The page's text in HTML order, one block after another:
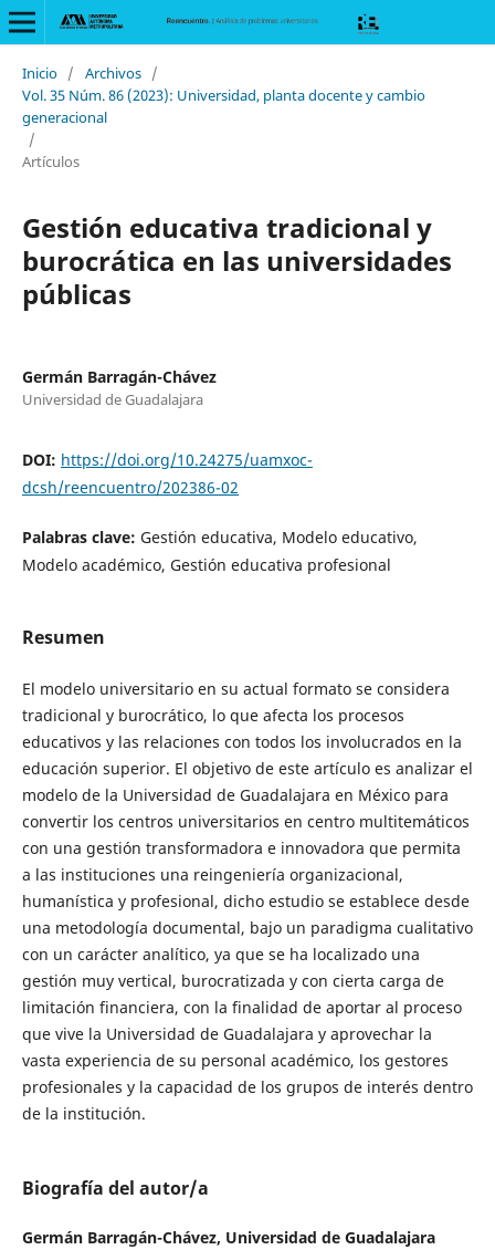
Inicio / Archivos /
Vol. 35 Núm. 86 (2023): Universidad, planta docente y cambio
generacional
/
Artículos
Gestión educativa tradicional y
burocrática en las universidades
públicas
Germán Barragán-Chávez
Universidad de Guadalajara
DOI: https://doi.org/10.24275/uamxoc-
dcsh/reencuentro/202386-02
Palabras clave: Gestión educativa, Modelo educativo,
Modelo académico, Gestión educativa profesional
Resumen
El modelo universitario en su actual formato se considera
tradicional y burocrático, lo que afecta los procesos
educativos y las relaciones con todos los involucrados en la
educación superior. El objetivo de este artículo es analizar el
modelo de la Universidad de Guadalajara en México para
convertir los centros universitarios en centro multitemáticos
con una gestión transformadora e innovadora que permita
a las instituciones una reingeniería organizacional,
humanística y profesional, dicho estudio se establece desde
una metodología documental, bajo un paradigma cualitativo
con un carácter analítico, ya que se ha localizado una
gestión muy vertical, burocratizada y con cierta carga de
limitación financiera, con la finalidad de aportar al proceso
que vive la Universidad de Guadalajara y aprovechar la
vasta experiencia de su personal académico, los gestores
profesionales y la capacidad de los grupos de interés dentro
de la institución.
Biografía del autor/a
Germán Barragán-Chávez, Universidad de Guadalajara